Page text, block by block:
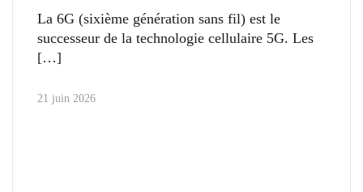
La 6G (sixième génération sans fil) est le
successeur de la technologie cellulaire 5G. Les
21 juin 2026